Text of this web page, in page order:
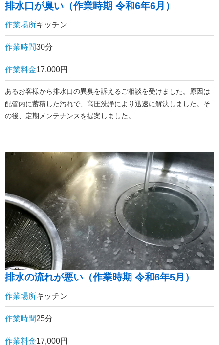
排水口が臭い（作業時期 令和6年6月）
作業場所キッチン
作業時間30分
作業料金17,000円
あるお客様から排水口の異臭を訴えるご相談を受けました。原因は
配管内に蓄積した汚れで、高圧洗浄により迅速に解決しました。そ
の後、定期メンテナンスを提案しました。
排水の流れが悪い（作業時期 令和6年5月）
作業場所キッチン
作業時間25分
作業料金17,000円